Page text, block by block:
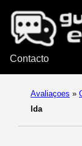
Contacto
Avaliaçoes »
lda